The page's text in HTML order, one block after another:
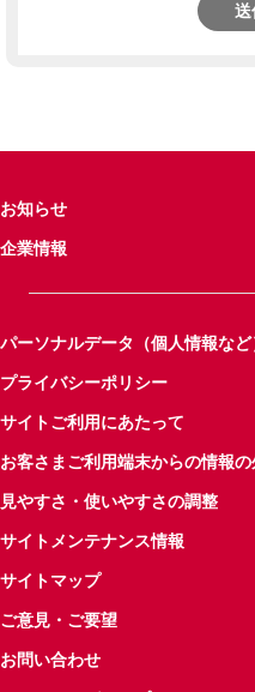
送
お知らせ
企業情報
パーソナルデータ（個人情報な
プライバシーポリシー
サイトご利用にあたって
お客さまご利用端末からの情報
見やすさ・使いやすさの調整
サイトメンテナンス情報
サイトマップ
ご意見・ご要望
お問い合わせ